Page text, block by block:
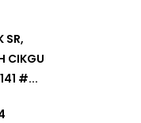
SR,
CIKGU
#...